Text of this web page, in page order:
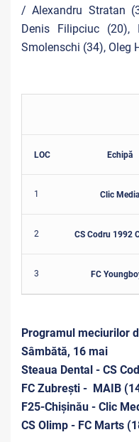
/ Alexandru Stratan
Denis Filipciuc (20),
Smolenschi (34), Oleg
LOC Echipă
1 Clic Media
2 CS Codru 1992
3 FC
Programul meciurilor
Sâmbătă, 16 mai
Steaua Dental - CS
FC Zubrești - MAIB
F25-Chișinău - Clic
CS Olimp - FC Marts